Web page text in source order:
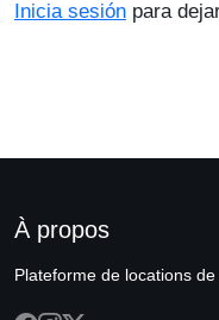
Inicia sesión para
À propos
Plateforme de locations